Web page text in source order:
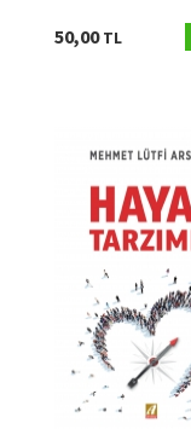
50,00TL